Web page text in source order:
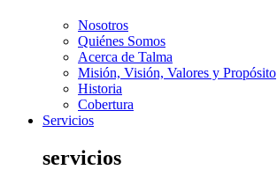
Nosotros
Quiénes Somos
Acerca de Talma
Misión, Visión, Valores y Propósito
Historia
Cobertura
Servicios
servicios